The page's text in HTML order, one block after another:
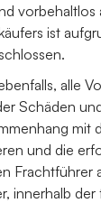
vorbehaltlos
ist
alle
Schäden
mit
und die
Frachtführer
innerhalb der